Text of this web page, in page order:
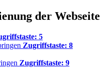
der Webseite
5
Zugriffstaste: 8
Zugriffstaste: 9